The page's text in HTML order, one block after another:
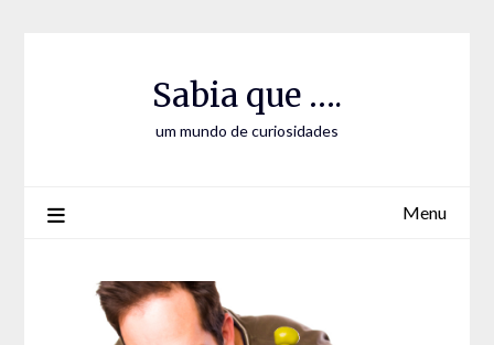
Sabia que ….
um mundo de curiosidades
Menu